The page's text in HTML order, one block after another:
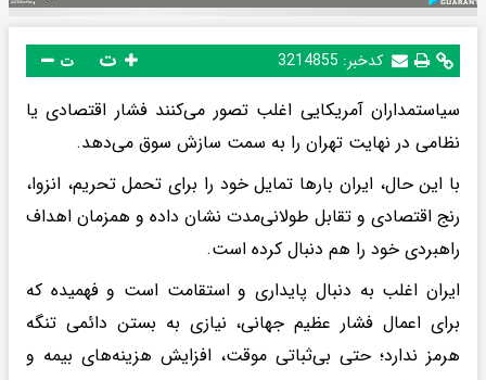
کدخبر: 3214855 ت
سیاستمداران آمریکایی اغلب تصور می‌کنند فشار اقتصادی یا
نظامی در نهایت تهران را به سمت سازش سوق می‌دهد.
با این حال، ایران بارها تمایل خود را برای تحمل تحریم، انزوا،
رنج اقتصادی و تقابل طولانی‌مدت نشان داده و همزمان اهداف
راهبردی خود را هم دنبال کرده است.
ایران اغلب به دنبال پایداری و استقامت است و فهمیده که
برای اعمال فشار عظیم جهانی، نیازی به بستن دائمی تنگه
هرمز ندارد؛ حتی بی‌ثباتی موقت، افزایش هزینه‌های بیمه و